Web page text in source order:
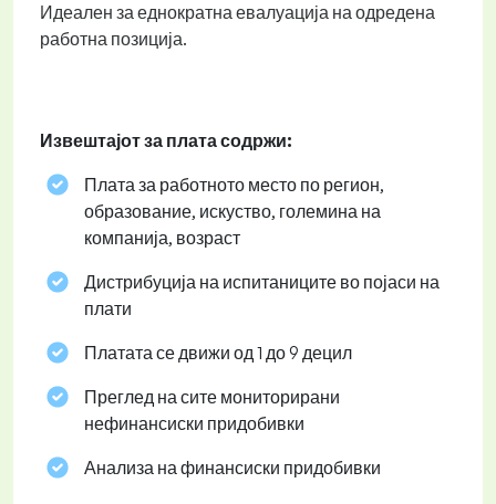
Идеален за еднократна евалуација на одредена
работна позиција.
Извештајот за плата содржи:
Плата за работното место по регион,
образование, искуство, големина на
компанија, возраст
Дистрибуција на испитаниците во појаси на
плати
Платата се движи од 1 до 9 децил
Преглед на сите мониторирани
нефинансиски придобивки
Анализа на финансиски придобивки